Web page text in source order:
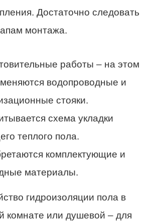
Достаточно следовать
монтажа.
работы – на этом
водопроводные и
стояки.
схема укладки
теплого пола.
комплектующие и
материалы.
гидроизоляции пола в
комнате или душевой – для